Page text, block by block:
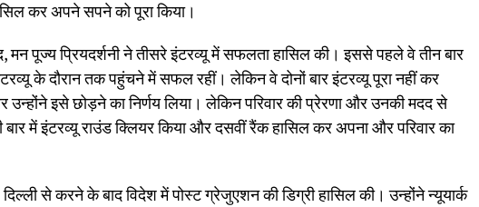
कर अपने सपने को पूरा किया।
मन पूज्य प्रियदर्शनी ने तीसरे इंटरव्यू में सफलता हासिल की। इससे पहले वे तीन बार
के दौरान तक पहुंचने में सफल रहीं। लेकिन वे दोनों बार इंटरव्यू पूरा नहीं कर
इसे छोड़ने का निर्णय लिया। लेकिन परिवार की प्रेरणा और उनकी मदद से
बार में इंटरव्यू राउंड क्लियर किया और दसवीं रैंक हासिल कर अपना और परिवार का
से करने के बाद विदेश में पोस्ट ग्रेजुएशन की डिग्री हासिल की। उन्होंने न्यूयार्क